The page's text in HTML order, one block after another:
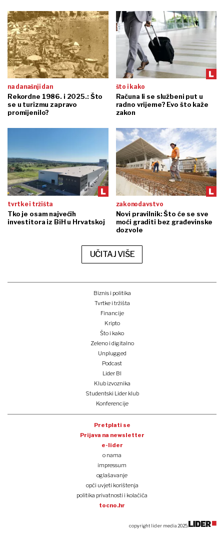
na današnji dan
Rekordne 1986. i 2025.: Što
se u turizmu zapravo
promijenilo?
što i kako
Računa li se službeni put u
radno vrijeme? Evo što kaže
zakon
tvrtke i tržišta
Tko je osam najvećih
investitora iz BiH u Hrvatskoj
zakonodavstvo
Novi pravilnik: Što će se sve
moći graditi bez građevinske
dozvole
UČITAJ VIŠE
Biznis i politika
Tvrtke i tržišta
Financije
Kripto
Što i kako
Zeleno i digitalno
Unplugged
Podcast
Lider BI
Klub izvoznika
Studentski Lider klub
Konferencije
Pretplati se
Prijava na newsletter
e-lider
o nama
impressum
oglašavanje
opći uvjeti korištenja
politika privatnosti i kolačića
tocno.hr
copyright lider media 2025.